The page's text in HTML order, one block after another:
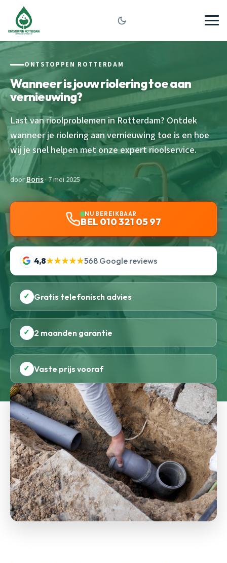
ONTSTOPPEN ROTTERDAM
Wanneer is jouw riolering toe aan
vernieuwing?
Last van rioolproblemen in Rotterdam? Ontdek
wanneer je riolering aan vernieuwing toe is en hoe
wij je snel helpen met onze expert rioolservice.
doorBoris· 7 mei 2025
NU BEREIKBAAR
BEL 010 321 05 97
4,8★★★★★568 Google reviews
✓ Gratis telefonisch advies
✓ 2 maanden garantie
✓ Vaste prijs vooraf